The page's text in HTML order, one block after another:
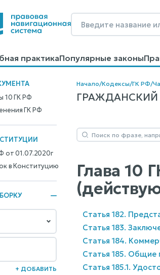
практикаПопулярные законы
Справочные материалыОбразцы
10 ГК РФ
ГК РФ
от 01.07.2020г
в Конституцию
+ ДОБАВИТЬ
Начало/Кодексы/ГК РФ/
ГРАЖДАНСКИЙ
Глава 10
Статья 182.
Статья 183.
Статья 184.
Статья 185. Общие
Статья 185.1.